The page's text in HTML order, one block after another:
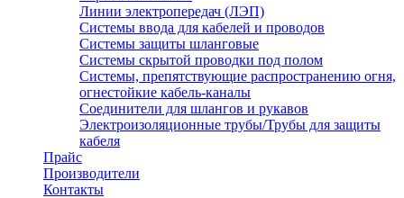
Линии электропередач (ЛЭП)
Системы ввода для кабелей и проводов
Системы защиты шланговые
Системы скрытой проводки под полом
Системы, препятствующие распространению огня,
огнестойкие кабель-каналы
Соединители для шлангов и рукавов
Электроизоляционные трубы/Трубы для защиты
кабеля
Прайс
Производители
Контакты